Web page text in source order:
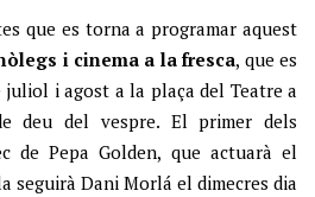
que es torna a programar aquest
i cinema a la fresca, que es
i agost a la plaça del Teatre a
deu del vespre. El primer dels
de Pepa Golden, que actuarà el
seguirà Dani Morlá el dimecres dia